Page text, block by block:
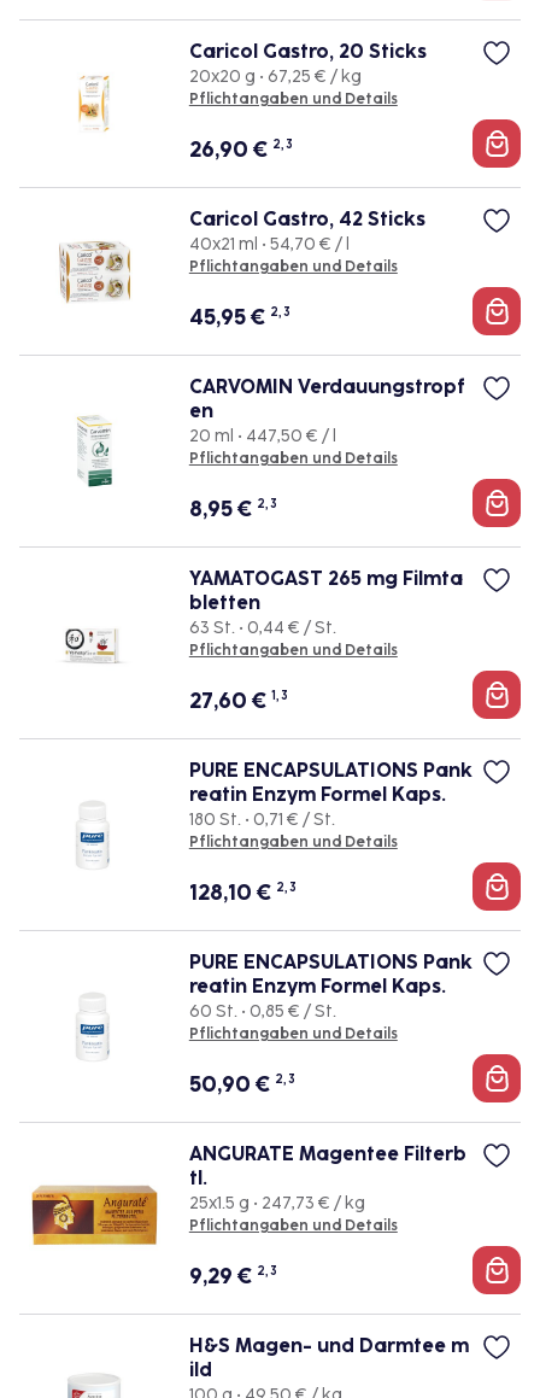
Caricol Gastro, 20 Sticks
20x20 g • 67,25 € / kg
Pflichtangaben und Details
26,90 € 2, 3
Caricol Gastro, 42 Sticks
40x21 ml • 54,70 € / l
Pflichtangaben und Details
45,95€ 2, 3
CARVOMIN Verdauungstropf
en
20 ml • 447,50 € / l
Pflichtangaben und Details
8,95€ 2, 3
YAMATOGAST 265 mg Filmta
bletten
63 St. • 0,44 € / St.
Pflichtangaben und Details
27,60 € 1, 3
PURE ENCAPSULATIONS Pank
reatin Enzym Formel Kaps.
180 St. • 0,71 € / St.
Pflichtangaben und Details
128,10 € 2, 3
PURE ENCAPSULATIONS Pank
reatin Enzym Formel Kaps.
60 St. • 0,85 € / St.
Pflichtangaben und Details
50,90 € 2, 3
ANGURATE Magentee Filterb
tl.
25x1.5 g • 247,73 € / kg
Pflichtangaben und Details
9,29 € 2, 3
H&S Magen- und Darmtee m
ild